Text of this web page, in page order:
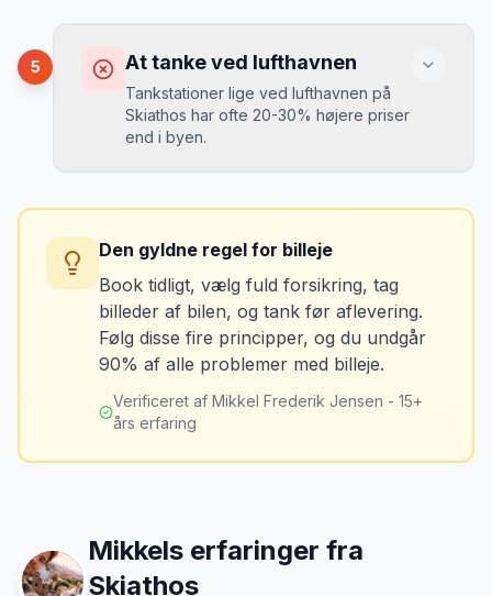
Du kan blive opkrævet for skader, der
var der før du fik bilen.
Løsning
brændstofmåleren.
MJ
Mikkels erfaring Oktober 2024
“Jeg fotograferer altid bilen fra alle
vinkler ved afhentning. Det har reddet
5 At tanke ved lufthavnen
Tankstationer lige ved lufthavnen på
Skiathos har ofte 20-30% højere priser
end i byen.
sidste tankning.
Tank bilen op et par kilometer fra
lufthavnen dagen før aflevering. Priserne
er markant lavere.
Den gyldne regel for billeje
Book tidligt, vælg fuld forsikring, tag
billeder af bilen, og tank før aflevering.
Følg disse fire principper, og du undgår
90% af alle problemer med billeje.
Verificeret af Mikkel Frederik Jensen - 15+
års erfaring
Mikkels erfaringer fra
Skiathos